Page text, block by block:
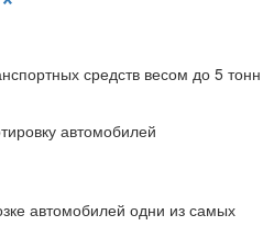
средств весом до 5 тонн
автомобилей
автомобилей одни из самых